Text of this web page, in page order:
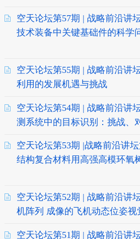
空天论坛第57期 | 战略前沿
技术装备中关键基础件的科学
空天论坛第55期 | 战略前沿
利用的发展机遇与挑战
空天论坛第54期 | 战略前沿
测系统中的目标识别：挑战、
空天论坛第53期 |战略前沿讲
结构复合材料用高强高模环氧
空天论坛第52期 | 战略前沿讲
机阵列 成像的飞机动态位姿视
空天论坛第51期 | 战略前沿